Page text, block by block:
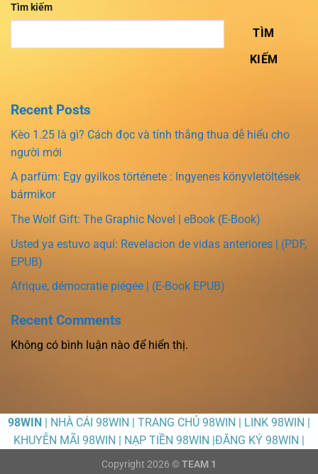
Tìm kiếm
TÌM
KIẾM
Recent Posts
Kèo 1.25 là gì? Cách đọc và tính thắng thua dễ hiểu cho
người mới
A parfüm: Egy gyilkos története : Ingyenes könyvletöltések
bármikor
The Wolf Gift: The Graphic Novel | eBook (E-Book)
Usted ya estuvo aquí: Revelacion de vidas anteriores | (PDF,
EPUB)
Afrique, démocratie piégée | (E-Book EPUB)
Recent Comments
Không có bình luận nào để hiển thị.
98WIN | NHÀ CÁI 98WIN | TRANG CHỦ 98WIN | LINK 98WIN |
KHUYỄN MÃI 98WIN | NẠP TIỀN 98WIN |ĐĂNG KÝ 98WIN |
Copyright 2026 © TEAM 1